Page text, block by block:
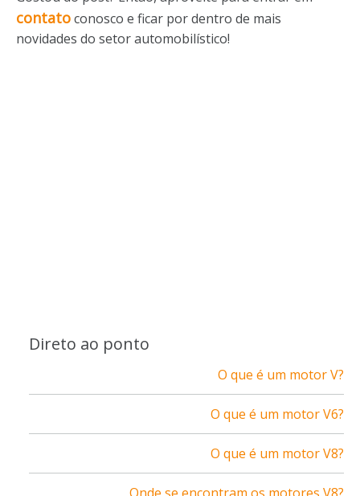
contatoconosco e ficar por dentro de mais
novidades do setor automobilístico!
Direto ao ponto
O que é um motor V?
O que é um motor V6?
O que é um motor V8?
Onde se encontram os motores V8?